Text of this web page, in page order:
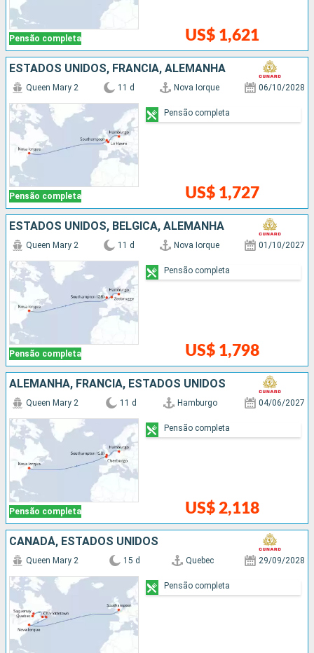
Pensão completa US$ 1,621
ESTADOS UNIDOS, FRANCIA, ALEMANHA
Pensão completa
Queen Mary 2 11 d Nova Iorque 06/10/2028
US$ 1,727
Pensão completa
ESTADOS UNIDOS, BÉLGICA, ALEMANHA
Pensão completa
Queen Mary 2 11 d Nova Iorque 01/10/2027
US$ 1,798
Pensão completa
ALEMANHA, FRANCIA, ESTADOS UNIDOS
Pensão completa
Queen Mary 2 11 d Hamburgo 04/06/2027
US$ 2,118
Pensão completa
CANADÁ, ESTADOS UNIDOS
Queen Mary 2 15 d Quebec 29/09/2028
Pensão completa